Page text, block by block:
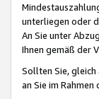
unterliegen oder
An Sie unter
Ihnen gemäß der
Sollten Sie, gleich
an Sie im